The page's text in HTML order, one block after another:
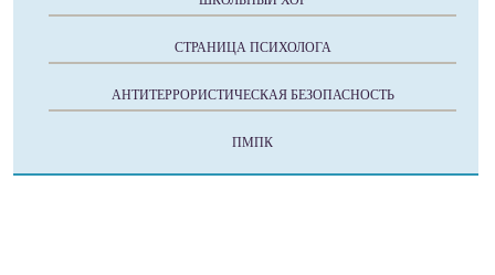
СТРАНИЦА ПСИХОЛОГА
АНТИТЕРРОРИСТИЧЕСКАЯ БЕЗОПАСНОСТЬ
ПМПК